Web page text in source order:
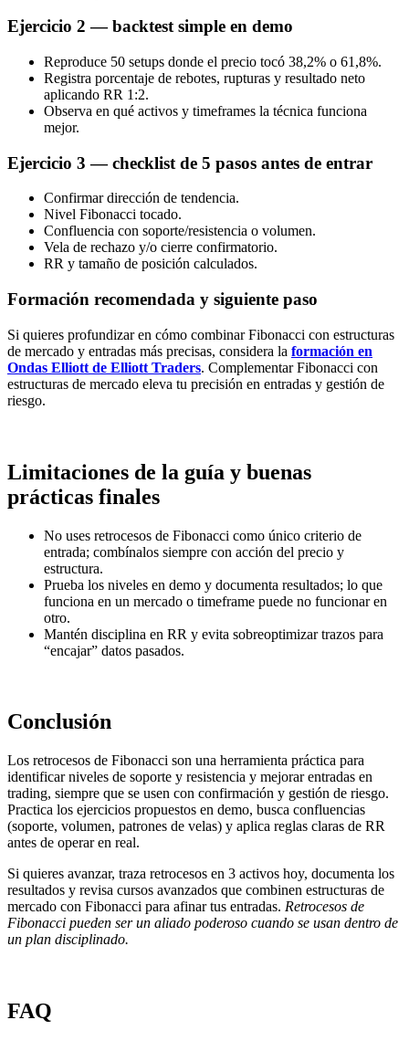
Ejercicio 2 — backtest simple en demo
Reproduce 50 setups donde el precio tocó 38,2% o 61,8%.
Registra porcentaje de rebotes, rupturas y resultado neto
aplicando RR 1:2.
Observa en qué activos y timeframes la técnica funciona
mejor.
Ejercicio 3 — checklist de 5 pasos antes de entrar
Confirmar dirección de tendencia.
Nivel Fibonacci tocado.
Confluencia con soporte/resistencia o volumen.
Vela de rechazo y/o cierre confirmatorio.
RR y tamaño de posición calculados.
Formación recomendada y siguiente paso
Si quieres profundizar en cómo combinar Fibonacci con estructuras
de mercado y entradas más precisas, considera la formación en
Ondas Elliott de Elliott Traders. Complementar Fibonacci con
estructuras de mercado eleva tu precisión en entradas y gestión de
riesgo.
Limitaciones de la guía y buenas
prácticas finales
No uses retrocesos de Fibonacci como único criterio de
entrada; combínalos siempre con acción del precio y
estructura.
Prueba los niveles en demo y documenta resultados; lo que
funciona en un mercado o timeframe puede no funcionar en
otro.
Mantén disciplina en RR y evita sobreoptimizar trazos para
“encajar” datos pasados.
Conclusión
Los retrocesos de Fibonacci son una herramienta práctica para
identificar niveles de soporte y resistencia y mejorar entradas en
trading, siempre que se usen con confirmación y gestión de riesgo.
Practica los ejercicios propuestos en demo, busca confluencias
(soporte, volumen, patrones de velas) y aplica reglas claras de RR
antes de operar en real.
Si quieres avanzar, traza retrocesos en 3 activos hoy, documenta los
resultados y revisa cursos avanzados que combinen estructuras de
mercado con Fibonacci para afinar tus entradas. Retrocesos de
Fibonacci pueden ser un aliado poderoso cuando se usan dentro de
un plan disciplinado.
FAQ